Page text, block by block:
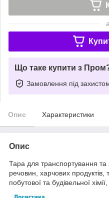
Що таке купити з
Замовлення під
Опис Характеристики
Опис
Тара для транспортування та
речовин, харчових продуктів,
побутової та будівельної